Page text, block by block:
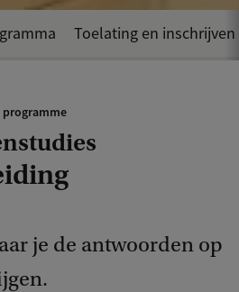
programme
je de antwoorden op
Toelating en inschrijven